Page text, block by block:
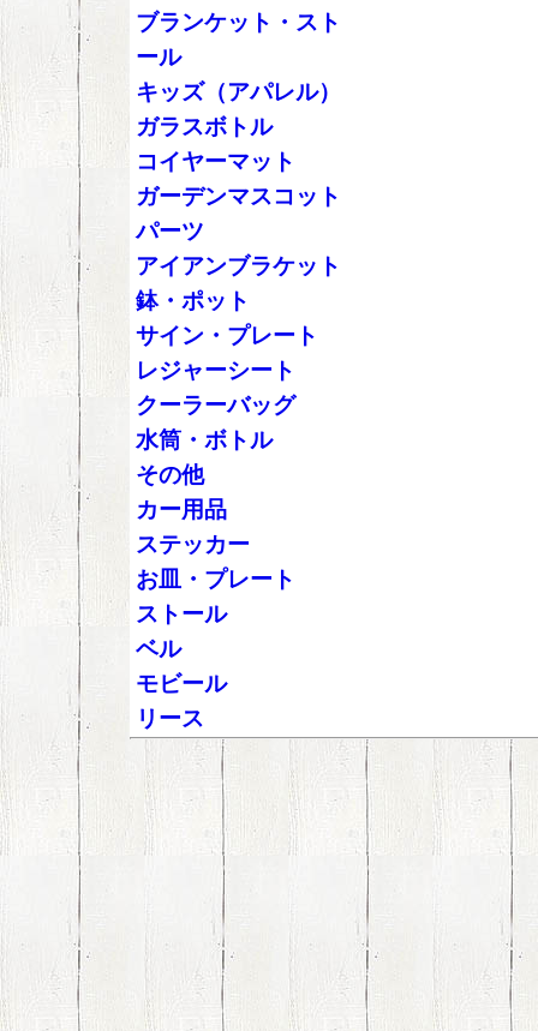
ブランケット・スト
ール
キッズ（アパレル）
ガラスボトル
コイヤーマット
ガーデンマスコット
パーツ
アイアンブラケット
鉢・ポット
サイン・プレート
レジャーシート
クーラーバッグ
水筒・ボトル
その他
カー用品
ステッカー
お皿・プレート
ストール
ベル
モビール
リース